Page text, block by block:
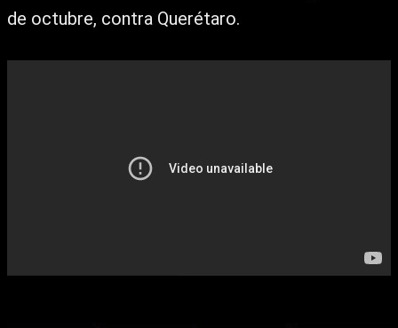
de octubre, contra Querétaro.